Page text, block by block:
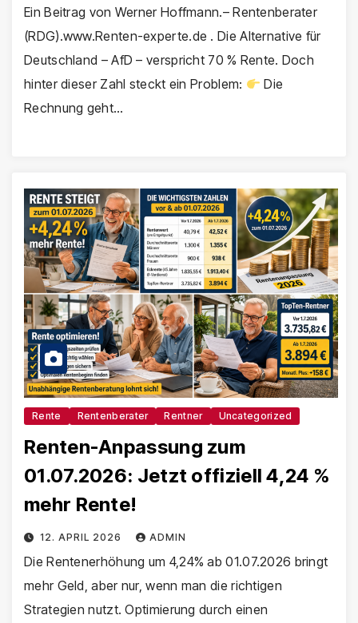
Ein Beitrag von Werner Hoffmann.– Rentenberater
(RDG).www.Renten-experte.de . Die Alternative für
Deutschland – AfD – verspricht 70 % Rente. Doch
hinter dieser Zahl steckt ein Problem:
Die
Rechnung geht…
Rente Rentenberater Rentner Uncategorized
Renten-Anpassung zum
01.07.2026: Jetzt offiziell 4,24 %
mehr Rente!
12. APRIL 2026 ADMIN
Die Rentenerhöhung um 4,24% ab 01.07.2026 bringt
mehr Geld, aber nur, wenn man die richtigen
Strategien nutzt. Optimierung durch einen